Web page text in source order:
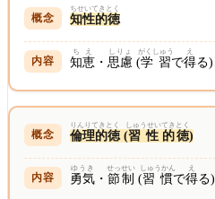
知性的徳
ちせいてきとく
知恵
ちえ
・思慮
しりょ
(学習
がくしゅう
で得
え
る)
倫理的徳
りんりてきとく
(習性
しゅうせい
的
てき
徳
とく
)
勇気
ゆうき
・節制
せっせい
(習慣
しゅうかん
で得
え
る)